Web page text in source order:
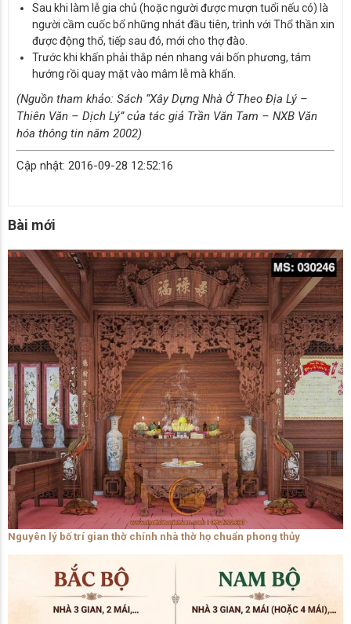
Sau khi làm lễ gia chủ (hoặc người được mượn tuổi nếu có) là
người cầm cuốc bổ những nhát đầu tiên, trình với Thổ thần xin
được động thổ, tiếp sau đó, mới cho thợ đào.
Trước khi khấn phải thắp nén nhang vái bốn phương, tám
hướng rồi quay mặt vào mâm lễ mà khấn.
(Nguồn tham khảo: Sách “Xây Dựng Nhà Ở Theo Địa Lý –
Thiên Văn – Dịch Lý” của tác giả Trần Văn Tam – NXB Văn
hóa thông tin năm 2002)
Cập nhật: 2016-09-28 12:52:16
Bài mới
Nguyên lý bố trí gian thờ chính nhà thờ họ chuẩn phong thủy